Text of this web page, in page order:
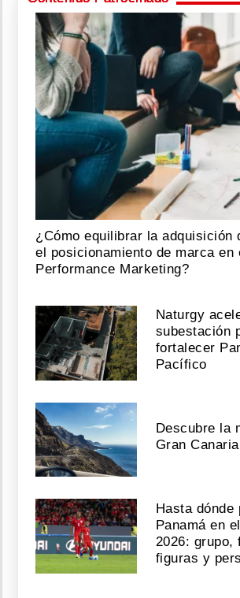
¿Cómo equilibrar la adquisición
el posicionamiento de marca en
Performance Marketing?
Naturgy
subestación
fortalecer
Pacífico
Descubre la
Gran Canaria
Hasta dónde
Panamá en
2026: grupo,
figuras y